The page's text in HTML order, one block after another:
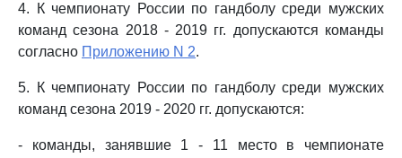
4. К чемпионату России по гандболу среди мужских
команд сезона 2018 - 2019 гг. допускаются команды
согласно Приложению N 2.
5. К чемпионату России по гандболу среди мужских
команд сезона 2019 - 2020 гг. допускаются:
- команды, занявшие 1 - 11 место в чемпионате